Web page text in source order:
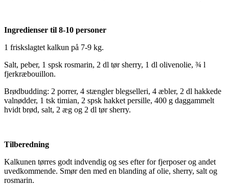
Ingredienser til 8-10 personer
1 friskslagtet kalkun på 7-9 kg.
Salt, peber, 1 spsk rosmarin, 2 dl tør sherry, 1 dl olivenolie, ¾ l
fjerkræbouillon.
Brødbudding: 2 porrer, 4 stængler blegselleri, 4 æbler, 2 dl hakkede
valnødder, 1 tsk timian, 2 spsk hakket persille, 400 g daggammelt
hvidt brød, salt, 2 æg og 2 dl tør sherry.
Tilberedning
Kalkunen tørres godt indvendig og ses efter for fjerposer og andet
uvedkommende. Smør den med en blanding af olie, sherry, salt og
rosmarin.